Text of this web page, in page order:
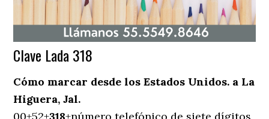
Clave Lada 318
Cómo marcar desde los Estados Unidos. a La
Higuera, Jal.